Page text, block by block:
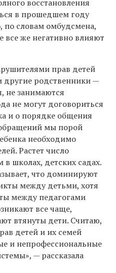
восстановления
в прошедшем году
по словам омбудсмена,
все же негативно влияют
прав детей
другие родственники —
не занимаются
не могут договориться
и о порядке общения
обращений мы порой
необходимо
Растет число
школах, детских садах.
что доминируют
между детьми, хотя
между педагогами
все чаще,
втянуты дети. Считаю,
детей и их семей
и непрофессиональные
— рассказала